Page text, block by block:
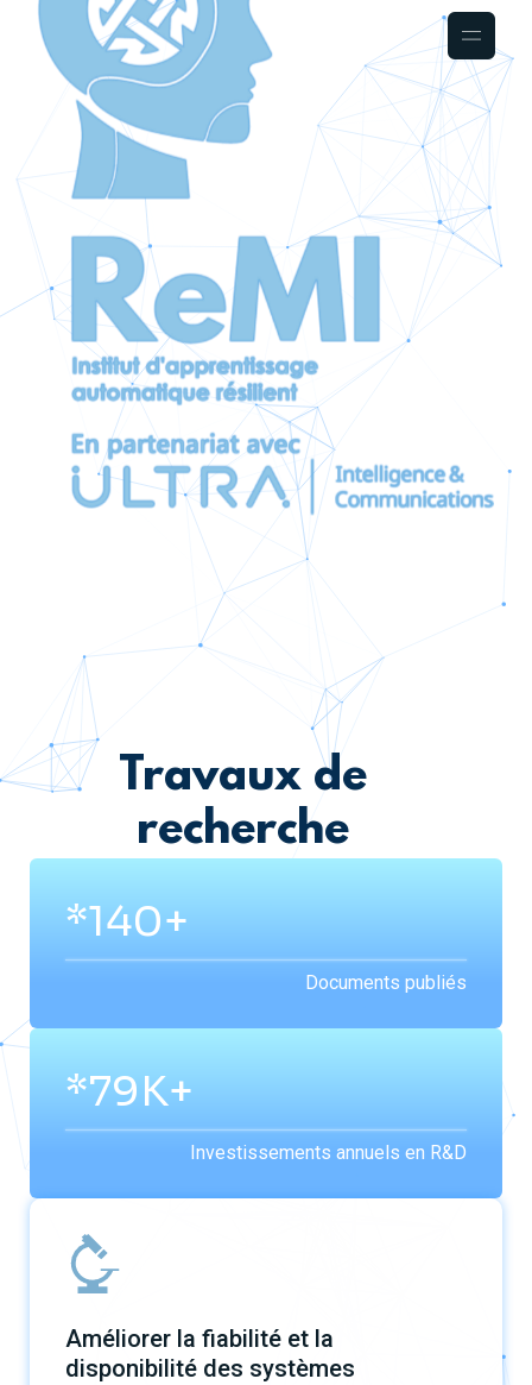
Travaux de
recherche
*200+
Documents publiés
*200K+
Investissements annuels en R&D
Améliorer la fiabilité et la
disponibilité des systèmes